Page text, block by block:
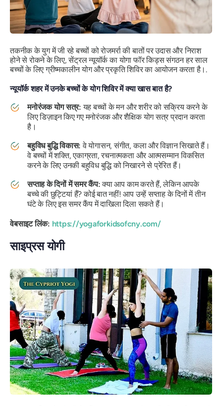
तकनीक के युग में जी रहे बच्चों को रोजमर्रा की बातों पर उदास और निराश
होने से रोकने के लिए, सेंट्रल न्यूयॉर्क का योगा फॉर किड्स संगठन हर साल
बच्चों के लिए ग्रीष्मकालीन योग और प्रकृति शिविर का आयोजन करता है।.
न्यूयॉर्क शहर में उनके बच्चों के योग शिविर में क्या खास बात है?
मनोरंजक योग सत्र: यह बच्चों के मन और शरीर को सक्रिय करने के
लिए डिज़ाइन किए गए मनोरंजक और शैक्षिक योग सत्र प्रदान करता
है।
बहुविध बुद्धि विकास:वे योगासन, संगीत, कला और विज्ञान सिखाते हैं।
वे बच्चों में शक्ति, एकाग्रता, रचनात्मकता और आत्मसम्मान विकसित
करने के लिए उनकी बहुविध बुद्धि को निखारने से प्रेरित हैं।
सप्ताह के दिनों में समर कैंप:क्या आप काम करते हैं, लेकिन आपके
बच्चे की छुट्टियां हैं? कोई बात नहीं! आप उन्हें सप्ताह के दिनों में तीन
घंटे के लिए इस समर कैंप में दाखिला दिला सकते हैं।
वेबसाइट लिंक: https://yogaforkidsofcny.com/
साइप्रस योगी